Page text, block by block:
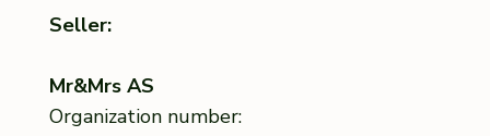
Seller:
Mr&Mrs AS
Organization number: